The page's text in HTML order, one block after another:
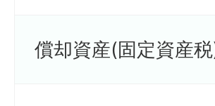
償却資産(固定資産